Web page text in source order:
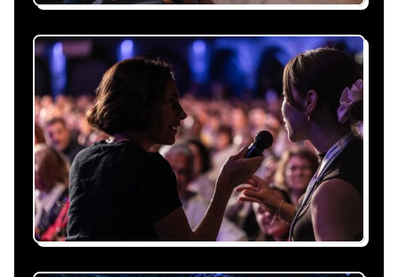
Recevez une proposition
sous 24h
Expliquez-nous vos besoins, on vous répond
sous 24h avec une proposition
personnalisée, claire et adaptée à votre
événement et à vos contraintes.